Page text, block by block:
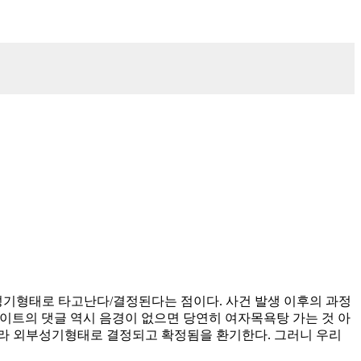
형태로 타고난다/결정된다는 점이다. 사건 발생 이후의 과정
트의 댓글 역시 음경이 없으면 당연히 여자목욕탕 가는 것 아
외부성기형태로 결정되고 확정됨을 환기한다. 그러니 우리